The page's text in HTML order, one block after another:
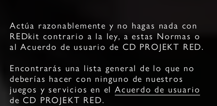
Actúa razonablemente y no hagas nada con
REDkit contrario a la ley, a estas Normas o
al Acuerdo de usuario de CD PROJEKT RED.
Encontrarás una lista general de lo que no
deberías hacer con ninguno de nuestros
juegos y servicios en elAcuerdo de usuario
de CD PROJEKT RED.